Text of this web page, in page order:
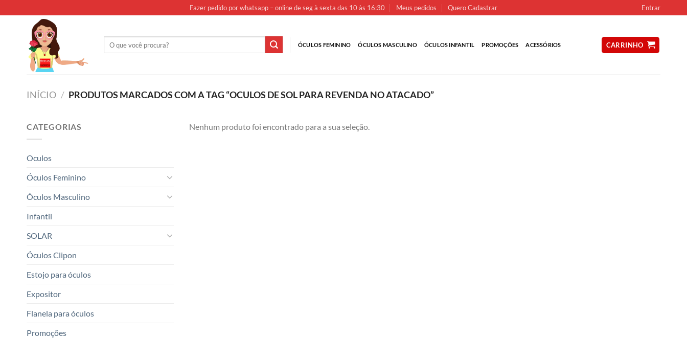
to
Fazer pedido por whatsapp – online de seg à sexta das 10 às 16:30 Meus pedidos Quero Cadastrar Entrar
ÓCULOS FEMININO ÓCULOS MASCULINO ÓCULOS INFANTIL PROMOÇÕES ACESSÓRIOS CARRINHO
INÍCIO / PRODUTOS MARCADOS COM A TAG “OCULOS DE SOL PARA REVENDA NO ATACADO”
CATEGORIAS
Oculos
Óculos Feminino
Óculos Masculino
Infantil
SOLAR
Óculos Clipon
Estojo para óculos
Expositor
Flanela para óculos
Promoções
Nenhum produto foi encontrado para a sua seleção.